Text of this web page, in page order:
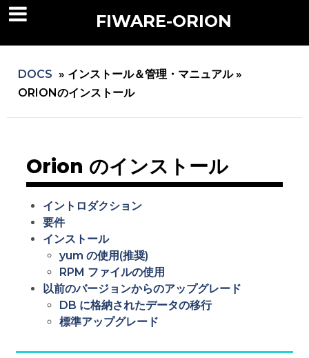
FIWARE-ORION
DOCS » インストール＆管理・マニュアル »
ORIONのインストール
Orion のインストール
イントロダクション
要件
インストール
yum の使用(推奨)
RPM ファイルの使用
以前のバージョンからのアップグレード
DB に格納されたデータの移行
標準アップグレード